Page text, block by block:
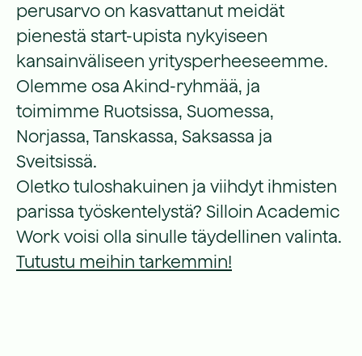
perusarvo on kasvattanut meidät
pienestä start-upista nykyiseen
kansainväliseen yritysperheeseemme.
Olemme osa Akind-ryhmää, ja
toimimme Ruotsissa, Suomessa,
Norjassa, Tanskassa, Saksassa ja
Sveitsissä.
Oletko tuloshakuinen ja viihdyt ihmisten
parissa työskentelystä? Silloin Academic
Work voisi olla sinulle täydellinen valinta.
Tutustu meihin tarkemmin!